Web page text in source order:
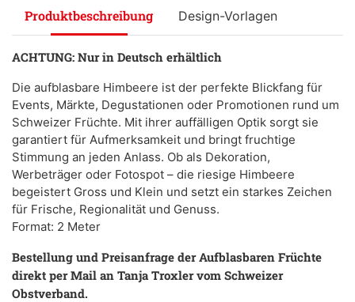
Produktbeschreibung Design-Vorlagen
ACHTUNG: Nur in Deutsch erhältlich
Die aufblasbare Himbeere ist der perfekte Blickfang für
Events, Märkte, Degustationen oder Promotionen rund um
Schweizer Früchte. Mit ihrer auffälligen Optik sorgt sie
garantiert für Aufmerksamkeit und bringt fruchtige
Stimmung an jeden Anlass. Ob als Dekoration,
Werbeträger oder Fotospot – die riesige Himbeere
begeistert Gross und Klein und setzt ein starkes Zeichen
für Frische, Regionalität und Genuss.
Format: 2 Meter
Bestellung und Preisanfrage der Aufblasbaren Früchte
direkt per Mail an Tanja Troxler vom Schweizer
Obstverband.